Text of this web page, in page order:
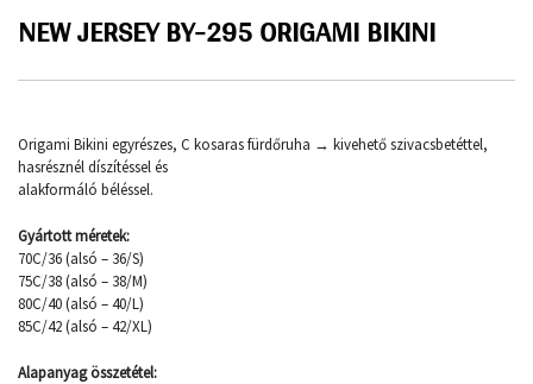
NEW JERSEY BY-295 ORIGAMI BIKINI
Origami Bikini egyrészes, C kosaras fürdőruha → kivehető szivacsbetéttel,
hasrésznél díszítéssel és
alakformáló béléssel.
Gyártott méretek:
70C/36 (alsó – 36/S)
75C/38 (alsó – 38/M)
80C/40 (alsó – 40/L)
85C/42 (alsó – 42/XL)
Alapanyag összetétel: